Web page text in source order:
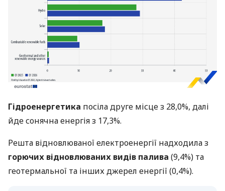
Гідроенергетика посіла друге місце з 28,0%, далі
йде сонячна енергія з 17,3%.
Решта відновлюваної електроенергії надходила з
горючих відновлюваних видів палива (9,4%) та
геотермальної та інших джерел енергії (0,4%).